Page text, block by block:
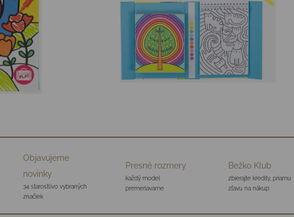
Objavujeme
novinky
34 starostlivo vybraných
značiek
Presné rozmery
každý model
premeriavame
Bežko Klub
zbierajte kredity, priamu
zľavu na nákup